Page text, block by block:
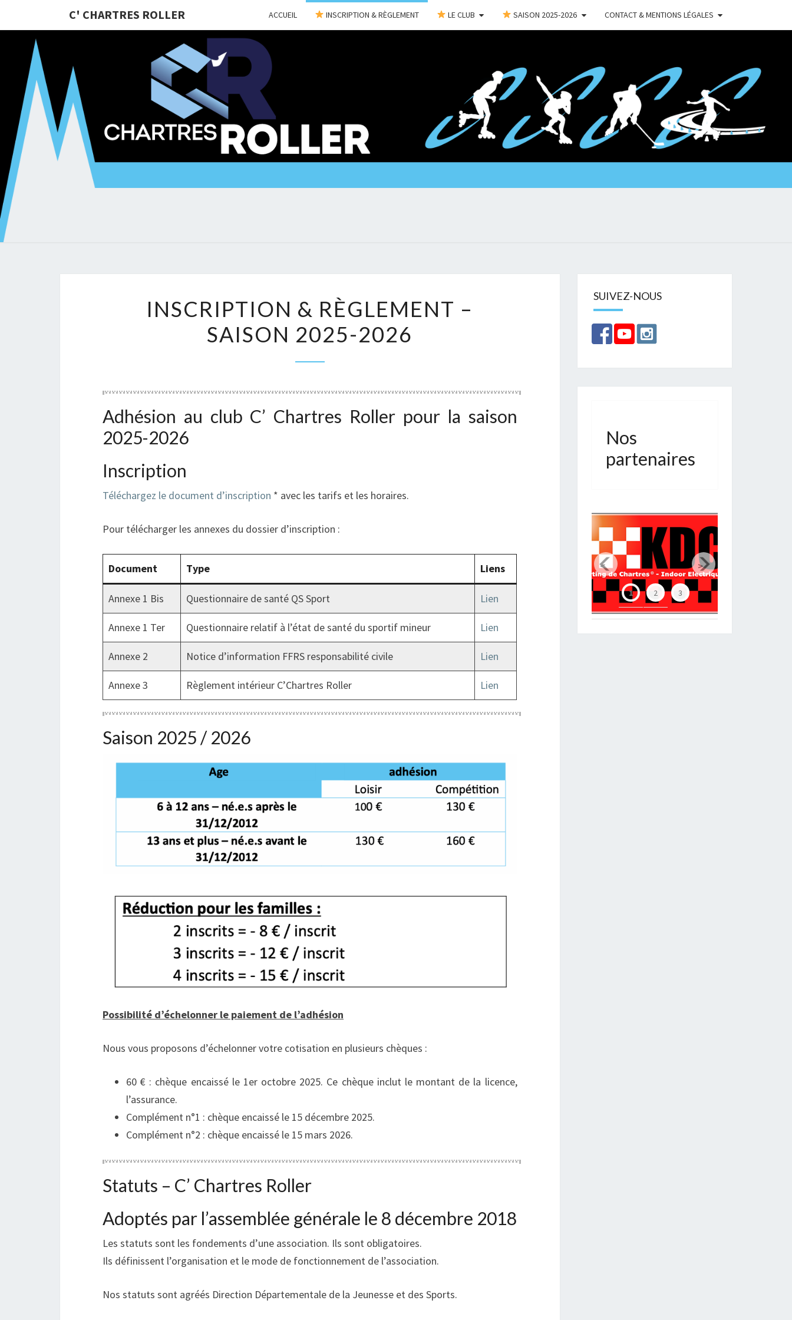
C' CHARTRES ROLLER ACCUEIL INSCRIPTION & RÈGLEMENT LE CLUB SAISON 2025-2026 CONTACT & MENTIONS LÉGALES
C'
CHARTRES
@Bientôt
&
RÈGLEMENT
–
SAISON
INSCRIPTION & RÈGLEMENT –
SAISON 2025-2026
Adhésion au club C’ Chartres Roller pour la saison
2025-2026
Inscription
Téléchargez le document d’inscription * avec les tarifs et les horaires.
Pour télécharger les annexes du dossier d’inscription :
Document Type Liens
Annexe 1 Bis Questionnaire de santé QS Sport Lien
Annexe 1 Ter Questionnaire relatif à l’état de santé du sportif mineur Lien
Annexe 2 Notice d’information FFRS responsabilité civile Lien
Annexe 3 Règlement intérieur C’Chartres Roller Lien
Saison 2025 / 2026
Possibilité d’échelonner le paiement de l’adhésion
Nous vous proposons d’échelonner votre cotisation en plusieurs chèques :
60 € : chèque encaissé le 1er octobre 2025. Ce chèque inclut le montant de la licence,
l’assurance.
Complément n°1 : chèque encaissé le 15 décembre 2025.
Complément n°2 : chèque encaissé le 15 mars 2026.
Statuts – C’ Chartres Roller
Adoptés par l’assemblée générale le 8 décembre 2018
Les statuts sont les fondements d’une association. Ils sont obligatoires.
Ils définissent l’organisation et le mode de fonctionnement de l’association.
Nos statuts sont agréés Direction Départementale de la Jeunesse et des Sports.
SUIVEZ-NOUS
Nos
partenaires
Chartres Métropole
< >
1 2 3